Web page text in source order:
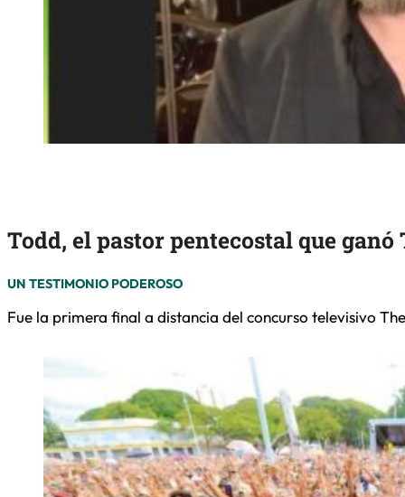
Todd, el pastor pentecostal que ganó
UN TESTIMONIO PODEROSO
Fue la primera final a distancia del concurso televisivo